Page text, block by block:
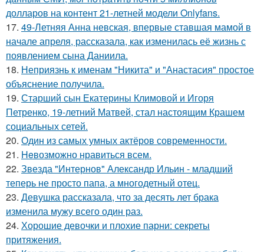
долларов на контент 21-летней модели Onlyfans.
17. 49-Летняя Анна невская, впервые ставшая мамой в
начале апреля, рассказала, как изменилась её жизнь с
появлением сына Даниила.
18. Неприязнь к именам "Никита" и "Анастасия" простое
объяснение получила.
19. Старший сын Екатерины Климовой и Игоря
Петренко, 19-летний Матвей, стал настоящим Крашем
социальных сетей.
20. Один из самых умных актёров современности.
21. Heвозможно нравиться всем.
22. Звезда "Интернов" Александр Ильин - младший
теперь не просто папа, а многодетный отец.
23. Девушка рассказала, что за десять лет брака
изменила мужу всего один раз.
24. Хорошие девочки и плохие парни: секреты
притяжения.